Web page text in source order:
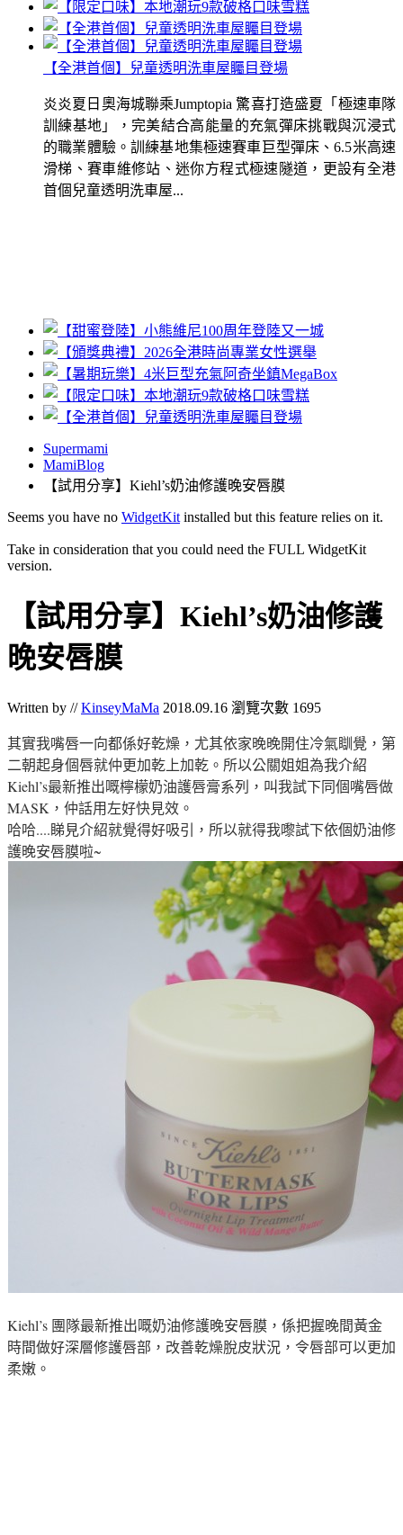
【全港首個】兒童透明洗車屋矚目登場
炎炎夏日奧海城聯乘Jumptopia 驚喜打造盛夏「極速車隊
訓練基地」，完美結合高能量的充氣彈床挑戰與沉浸式
的職業體驗。訓練基地集極速賽車巨型彈床、6.5米高速
滑梯、賽車維修站、迷你方程式極速隧道，更設有全港
首個兒童透明洗車屋...
Supermami
MamiBlog
【試用分享】Kiehl’s奶油修護晚安唇膜
Seems you have no WidgetKit installed but this feature relies on it.
Take in consideration that you could need the FULL WidgetKit
version.
【試用分享】Kiehl’s奶油修護
晚安唇膜
Written by //KinseyMaMa 2018.09.16 瀏覽次數 1695
其實我嘴唇一向都係好乾燥，尤其依家晚晚開住冷氣瞓覺，第
二朝起身個唇就仲更加乾上加乾。所以公關姐姐為我介紹
Kiehl’s最新推出嘅檸檬奶油護唇膏系列，叫我試下同個嘴唇做
MASK，仲話用左好快見效。
哈哈....睇見介紹就覺得好吸引，所以就得我嚟試下依個奶油修
護晚安唇膜啦~
Kiehl’s 團隊最新推出嘅奶油修護晚安唇膜，係把握晚間黃金
時間做好深層修護唇部，改善乾燥脫皮狀況，令唇部可以更加
柔嫩。